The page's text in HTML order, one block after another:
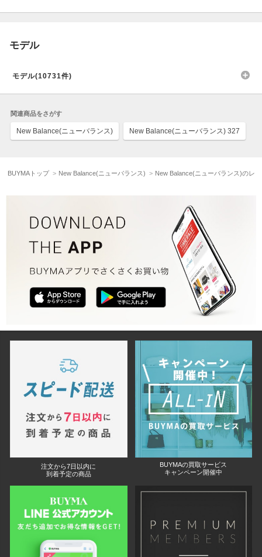
モデル
モデル(10731件)
関連商品をさがす
New Balance(ニューバランス) New Balance(ニューバランス) 327
BUYMAトップ New Balance(ニューバランス) New Balance(ニューバランス)のレ
注文から7日以内に
到着予定の商品
BUYMAの買取サービス
キャンペーン開催中